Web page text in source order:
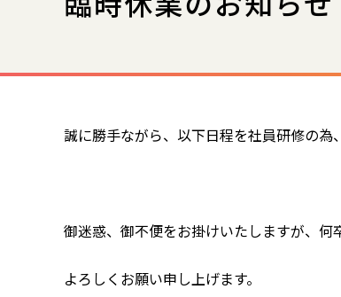
誠に勝手ながら、以下日程を社員研修の為
御迷惑、御不便をお掛けいたしますが、何
よろしくお願い申し上げます。